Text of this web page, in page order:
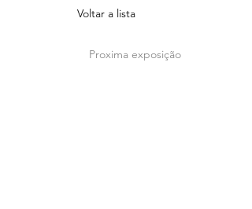
Voltar a lista
Proxima exposição